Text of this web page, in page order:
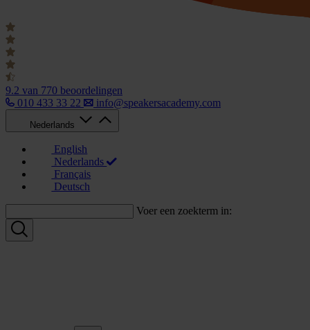
9.2 van 770 beoordelingen
010 433 33 22
info@speakersacademy.com
Nederlands
English
Nederlands
Français
Deutsch
Voer een zoekterm in: